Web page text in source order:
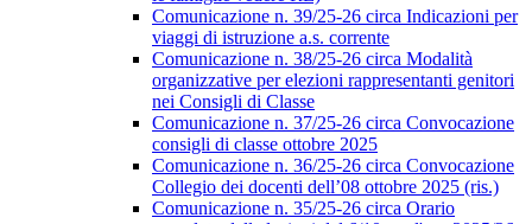
Comunicazione n. 39/25-26 circa Indicazioni per
viaggi di istruzione a.s. corrente
Comunicazione n. 38/25-26 circa Modalità
organizzative per elezioni rappresentanti genitori
nei Consigli di Classe
Comunicazione n. 37/25-26 circa Convocazione
consigli di classe ottobre 2025
Comunicazione n. 36/25-26 circa Convocazione
Collegio dei docenti dell’08 ottobre 2025 (ris.)
Comunicazione n. 35/25-26 circa Orario